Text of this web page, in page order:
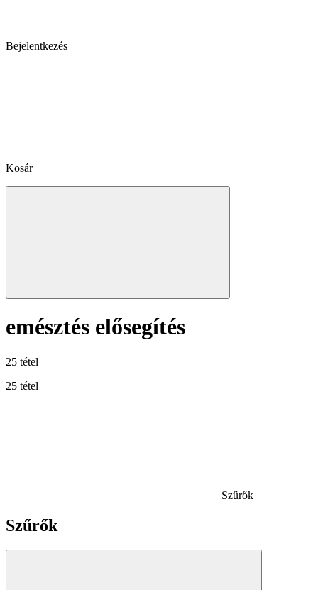
Bejelentkezés
Kosár
emésztés elősegítés
25 tétel
25 tétel
Szűrők
Szűrők